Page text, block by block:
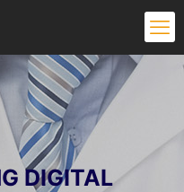
DIGITAL